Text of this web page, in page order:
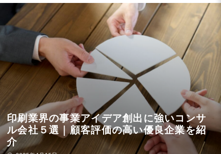
印刷業界の事業アイデア創出に強いコンサ
ル会社５選｜顧客評価の高い優良企業を紹
介